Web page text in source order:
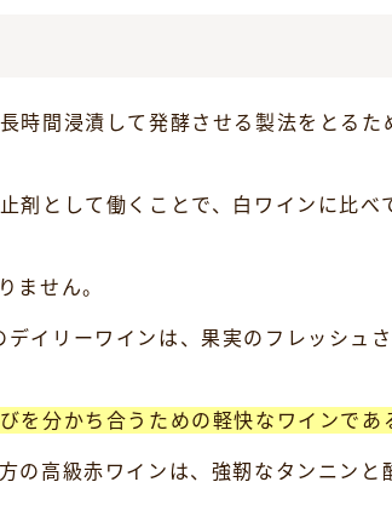
時間浸漬して発酵させる製法をとる
剤として働くことで、白ワインに比
ません。
イリーワインは、果実のフレッシュ
分かち合うための軽快なワインであ
の高級赤ワインは、強靭なタンニン